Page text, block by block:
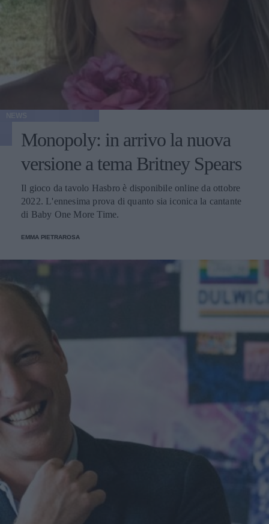
Monopoly: in arrivo la nuova
versione a tema Britney Spears
Il gioco da tavolo Hasbro è disponibile online da ottobre
2022. L'ennesima prova di quanto sia iconica la cantante
di Baby One More Time.
EMMA PIETRAROSA